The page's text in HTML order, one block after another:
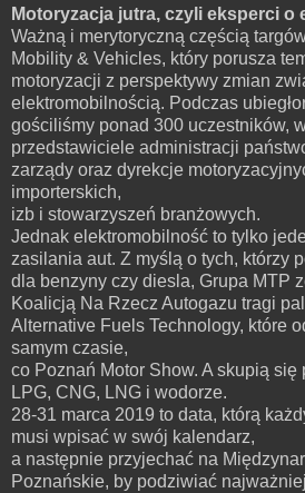
Motoryzacja jutra, czyli eksperci
Ważną i merytoryczną częścią
Mobility & Vehicles, który porusza
motoryzacji z perspektywy zmian
elektromobilnością. Podczas
gościliśmy ponad 300 uczestników,
przedstawiciele administracji
zarządy oraz dyrekcje
importerskich,
izb i stowarzyszeń branżowych.
Jednak elektromobilność to tylko
zasilania aut. Z myślą o tych, którzy
dla benzyny czy diesla, Grupa MTP
Koalicją Na Rzecz Autogazu tragi
Alternative Fuels Technology, które
samym czasie,
co Poznań Motor Show. A skupią się
LPG, CNG, LNG i wodorze.
28-31 marca 2019 to data, którą
musi wpisać w swój kalendarz,
a następnie przyjechać na
Poznańskie, by podziwiać